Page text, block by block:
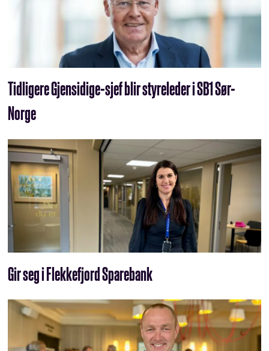
Tidligere Gjensidige-sjef blir styreleder i SB1 Sør-
Norge
Gir seg i Flekkefjord Sparebank